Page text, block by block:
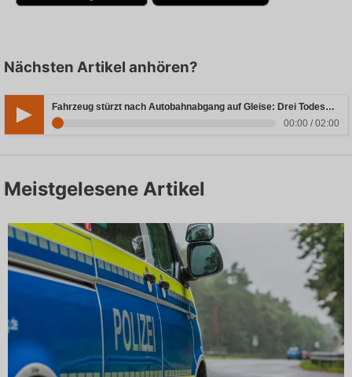
Nächsten Artikel anhören?
Fahrzeug stürzt nach Autobahnabgang auf Gleise: Drei Todesopfer in Bayern
00:00 / 02:00
Meistgelesene Artikel